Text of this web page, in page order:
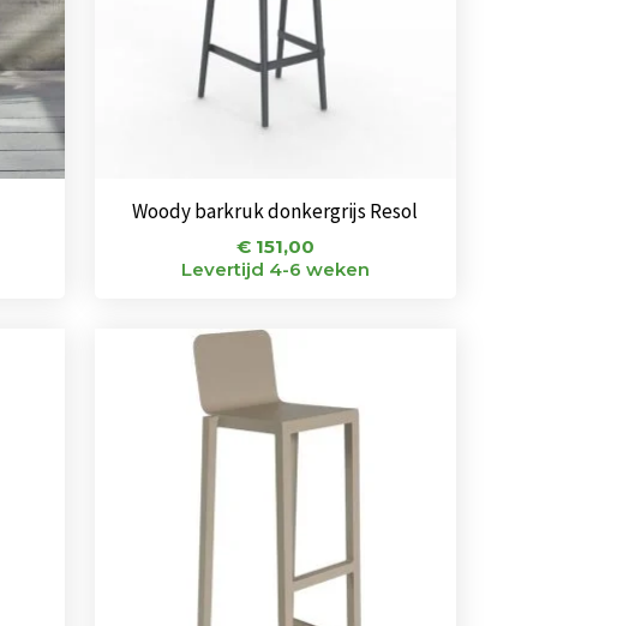
Woody barkruk donkergrijs Resol
€151,00
Levertijd 4-6 weken